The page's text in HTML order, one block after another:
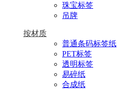
珠宝标签
吊牌
按材质
普通条码标签纸
PET标签
透明标签
易碎纸
合成纸